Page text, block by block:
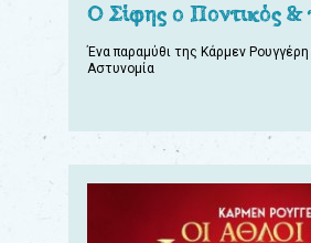
Ο Σίφης ο Ποντικός &
Ένα παραμύθι της Κάρμεν Ρουγγέρη
Αστυνομία